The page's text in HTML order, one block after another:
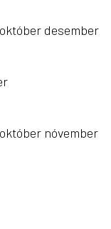
október desember
október nóvember